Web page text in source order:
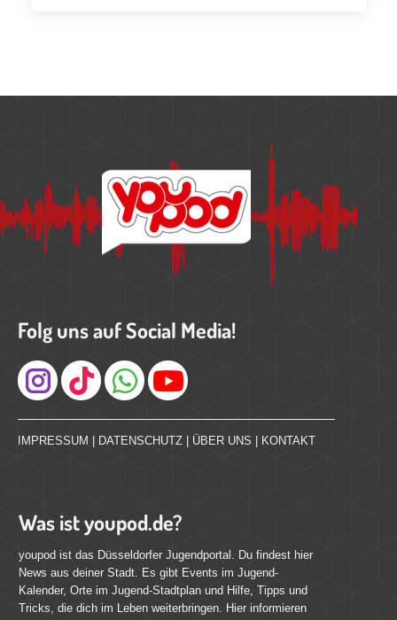
Folg uns auf Social Media!
Instagram
IMPRESSUM DATENSCHUTZ ÜBER UNS KONTAKT
Was ist youpod.de?
youpod ist das Düsseldorfer Jugendportal. Du findest hier
News aus deiner Stadt. Es gibt Events im Jugend-
Kalender, Orte im Jugend-Stadtplan und Hilfe, Tipps und
Tricks, die dich im Leben weiterbringen. Hier informieren